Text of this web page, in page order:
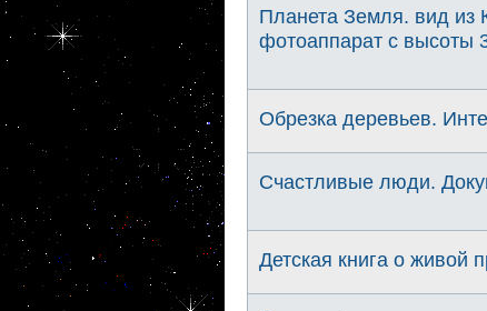
Планета Земля. вид из
фотоаппарат с высоты
Обрезка деревьев.
Счастливые люди.
Детская книга о живой